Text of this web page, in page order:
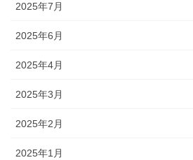
2025年7月
2025年6月
2025年4月
2025年3月
2025年2月
2025年1月